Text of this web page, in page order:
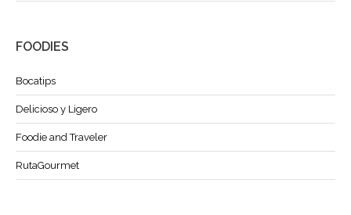
FOODIES
Bocatips
Delicioso y Ligero
Foodie and Traveler
RutaGourmet